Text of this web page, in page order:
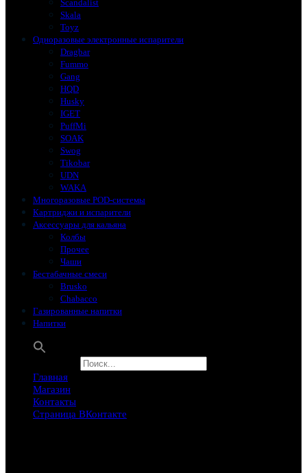
Scandalist
Skala
Toyz
Одноразовые электронные испарители
Dragbar
Fummo
Gang
HQD
Husky
IGET
PuffMi
SOAK
Swog
Tikobar
UDN
WAKA
Многоразовые POD-системы
Картриджи и испарители
Аксессуары для кальяна
Колбы
Прочее
Чаши
Бестабачные смеси
Brusko
Chabacco
Газированные напитки
Напитки
Главная
Магазин
Контакты
Страница ВКонтакте